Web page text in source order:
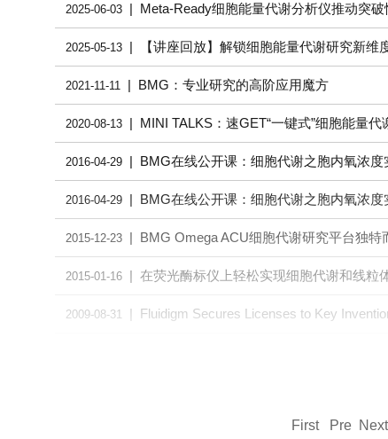
2025-06-03 | Meta-Ready细胞能量代谢分析仪推动突
2025-05-13 | 【讲座回放】解锁细胞能量代谢研究新维
2021-11-11 | BMG：专业研究的高阶应用魔方
2020-08-13 | MINI TALKS：速GET“一键式”细胞能量代
2016-04-29 | BMG在线公开课：细胞代谢之胞内氧浓度
2016-04-29 | BMG在线公开课：细胞代谢之胞内氧浓度
2015-12-23 | BMG Omega ACU细胞代谢研究平台独特
2015-01-16 | 在荧光酶标仪上轻松实现细胞代谢和线粒
2009-08-31 | Fluidigm Secures Licenses to Key
First Pre